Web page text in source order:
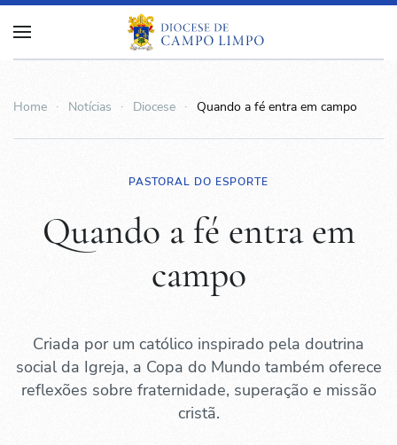
Home Notícias Diocese Quando a fé entra em campo
PASTORAL DO ESPORTE
Quando a fé entra em
campo
Criada por um católico inspirado pela doutrina
social da Igreja, a Copa do Mundo também oferece
reflexões sobre fraternidade, superação e missão
cristã.